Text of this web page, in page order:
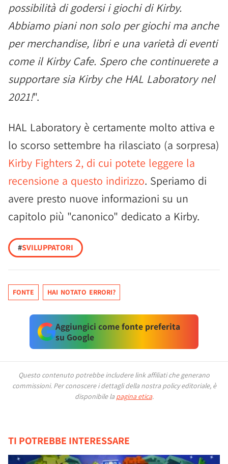
possibilità di godersi i giochi di Kirby.
Abbiamo piani non solo per giochi ma anche
per merchandise, libri e una varietà di eventi
come il Kirby Cafe. Spero che continuerete a
supportare sia Kirby che HAL Laboratory nel
2021!".
HAL Laboratory è certamente molto attiva e
lo scorso settembre ha rilasciato (a sorpresa)
Kirby Fighters 2, di cui potete leggere la
recensione a questo indirizzo. Speriamo di
avere presto nuove informazioni su un
capitolo più "canonico" dedicato a Kirby.
#SVILUPPATORI
FONTE HAI NOTATO ERRORI?
Aggiungici come fonte preferita
su Google
Questo contenuto potrebbe includere link affiliati che generano
commissioni. Per conoscere i dettagli della nostra policy editoriale, è
disponibile la pagina etica.
TI POTREBBE INTERESSARE